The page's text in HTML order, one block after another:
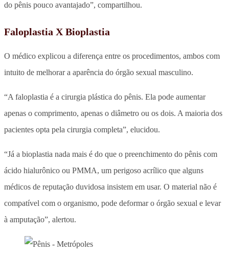
do pênis pouco avantajado”, compartilhou.
Faloplastia X Bioplastia
O médico explicou a diferença entre os procedimentos, ambos com
intuito de melhorar a aparência do órgão sexual masculino.
“A faloplastia é a cirurgia plástica do pênis. Ela pode aumentar
apenas o comprimento, apenas o diâmetro ou os dois. A maioria dos
pacientes opta pela cirurgia completa”, elucidou.
“Já a bioplastia nada mais é do que o preenchimento do pênis com
ácido hialurônico ou PMMA, um perigoso acrílico que alguns
médicos de reputação duvidosa insistem em usar. O material não é
compatível com o organismo, pode deformar o órgão sexual e levar
à amputação”, alertou.